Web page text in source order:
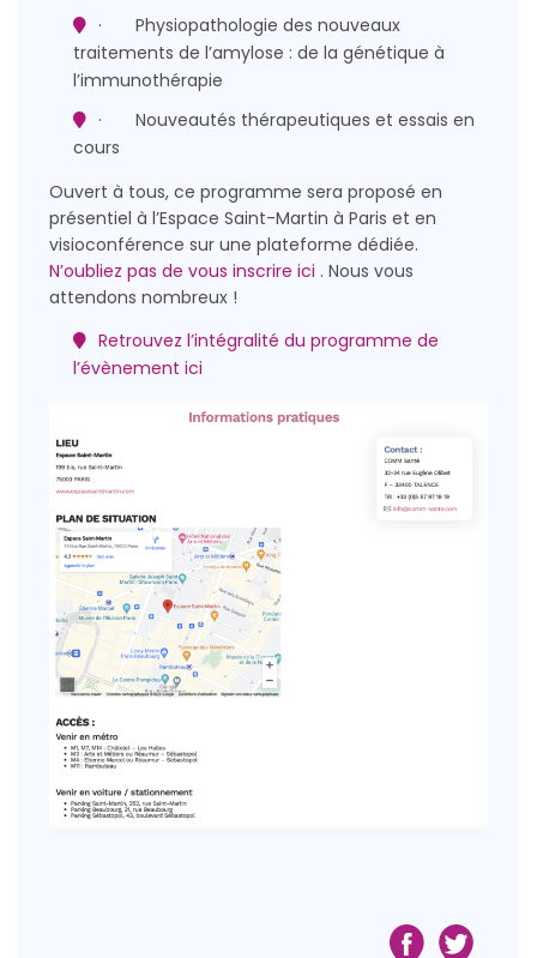
· Physiopathologie des nouveaux
traitements de l’amylose : de la génétique à
l’immunothérapie
· Nouveautés thérapeutiques et essais en
cours
Ouvert à tous, ce programme sera proposé en
présentiel à l’Espace Saint-Martin à Paris et en
visioconférence sur une plateforme dédiée.
N’oubliez pas de vous inscrire ici . Nous vous
attendons nombreux !
Retrouvez l’intégralité du programme de
l’évènement ici